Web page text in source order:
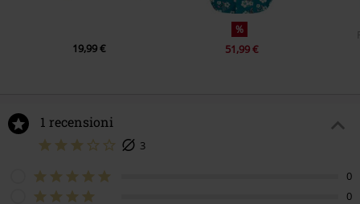
19,99 €
%
51,99 €
1 recensioni
3
0
0